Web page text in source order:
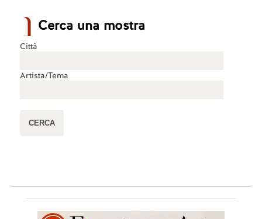
Cerca una mostra
Città
Artista/Tema